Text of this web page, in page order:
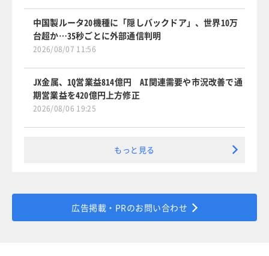
中国製ルータ20機種に「隠しバックドア」、世界10万
台超か…35秒ごとに外部通信判明
2026/08/07 11:56
JX金属、1Q営業益814億円 AI関連需要や市況改善で通
期営業益を420億円上方修正
2026/08/06 19:25
もっと見る
広告掲載・PRのお問い合わせ